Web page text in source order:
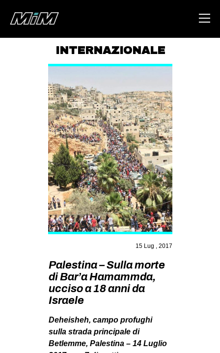
AREA
DEGENERAZIONE
GAZA FREESTYLE
CSOA LAMBRETTA
MSM
STUDENTI TSUNAMI
ZAM
MILANO
SPORT POPOLARE
ANTIFASCISMO
DIRITTO ALL’ABITARE
INTERNAZIONALE
15 Lug , 2017
Palestina – Sulla morte
di Bar’a Hamammda,
ucciso a 18 anni da
Israele
Deheisheh, campo profughi
sulla strada principale di
Betlemme, Palestina – 14 Luglio